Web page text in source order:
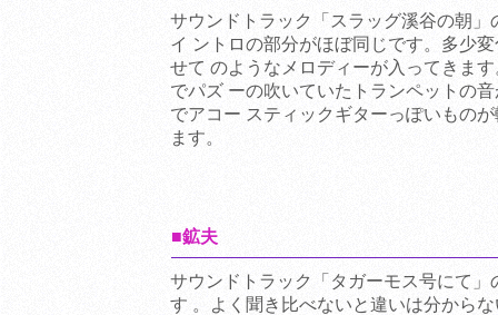
サウンドトラック「スラッグ溪谷の朝」
イ ントロの部分がほぼ同じです。多少
せて のようなメロディーが入ってきま
でパズ ーの吹いていたトランペットの
でアコー スティックギターっぽいもの
ます。
■鉱夫
サウンドトラック「タガーモス号にて」
す 。よく聞き比べないと違いは分から